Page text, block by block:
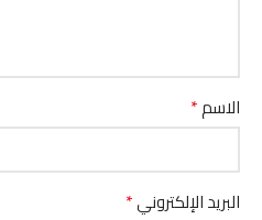
الاسم*
البريد الإلكتروني*